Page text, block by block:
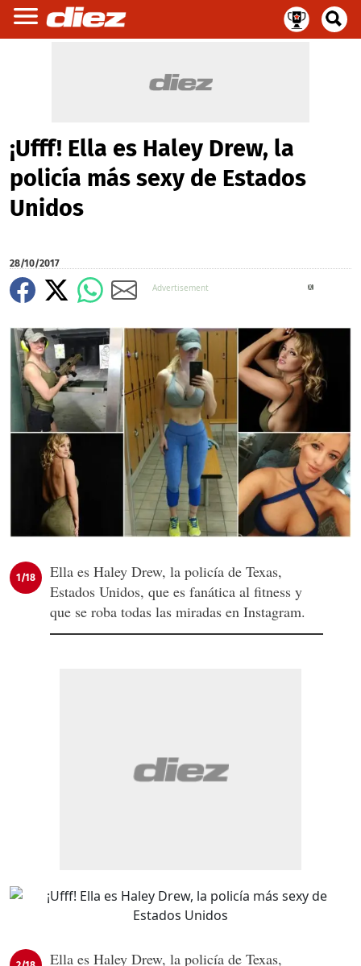
¡Ufff! Ella es Haley Drew, la
policía más sexy de Estados
Unidos
28/10/2017
1/18
Ella es Haley Drew, la policía de Texas,
Estados Unidos, que es fanática al fitness y
que se roba todas las miradas en Instagram.
Ella es Haley Drew, la policía de Texas,
X